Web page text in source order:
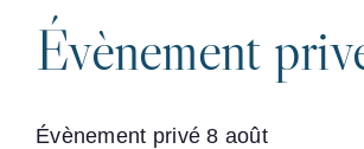
Évènement
Évènement privé 8 août